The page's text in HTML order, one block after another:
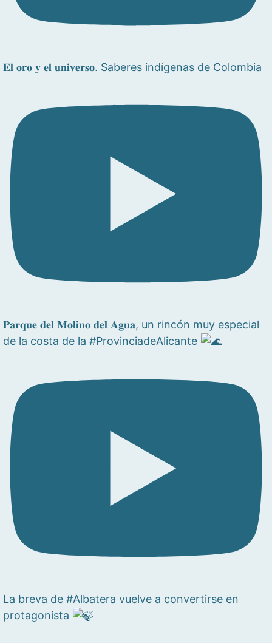
𝐄𝐥 𝐨𝐫𝐨 𝐲 𝐞𝐥 𝐮𝐧𝐢𝐯𝐞𝐫𝐬𝐨. Saberes indígenas de Colombia
𝐏𝐚𝐫𝐪𝐮𝐞 𝐝𝐞𝐥 𝐌𝐨𝐥𝐢𝐧𝐨 𝐝𝐞𝐥 𝐀𝐠𝐮𝐚, un rincón muy especial
de la costa de la #ProvinciadeAlicante
La breva de #Albatera vuelve a convertirse en
protagonista